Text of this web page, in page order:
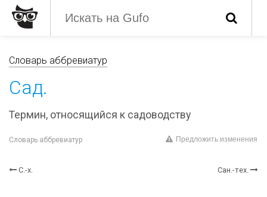
Словарь аббревиатур
Сад.
Термин, относящийся к садоводству
Словарь аббревиатур Предложить изменения
С.-х. Сан.-тех.